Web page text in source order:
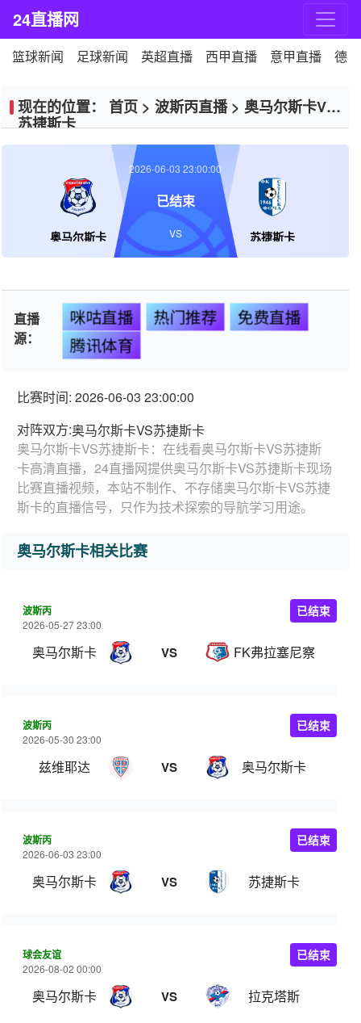
24直播网
篮球新闻 足球新闻 英超直播 西甲直播 意甲直播 德
现在的位置： 首页 > 波斯丙直播> 奥马尔斯卡VS
苏捷斯卡
奥马尔斯卡 苏捷斯卡
2026-06-03 23:00:00
已结束
VS
直播
源：
咪咕直播 热门推荐
免费直播
腾讯体育
比赛时间: 2026-06-03 23:00:00
对阵双方:奥马尔斯卡VS苏捷斯卡
奥马尔斯卡VS苏捷斯卡：在线看奥马尔斯卡VS苏捷斯
卡高清直播，24直播网提供奥马尔斯卡VS苏捷斯卡现场
比赛直播视频，本站不制作、不存储奥马尔斯卡VS苏捷
斯卡的直播信号，只作为技术探索的导航学习用途。
奥马尔斯卡相关比赛
波斯丙
2026-05-27 23:00
奥马尔斯卡 VS FK弗拉塞尼察
已结束
波斯丙
2026-05-30 23:00
兹维耶达 VS 奥马尔斯卡
已结束
波斯丙
2026-06-03 23:00
奥马尔斯卡 VS 苏捷斯卡
已结束
球会友谊
2026-08-02 00:00
奥马尔斯卡 VS 拉克塔斯
已结束